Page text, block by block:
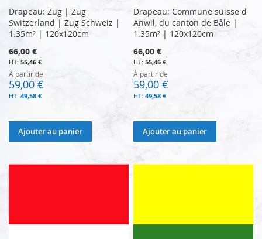
Drapeau: Zug | Zug
Switzerland | Zug Schweiz |
1.35m² | 120x120cm
66,00 €
55,46 €
À partir de
59,00 €
49,58 €
Ajouter au panier
Drapeau: Commune suisse d
Anwil, du canton de Bâle |
1.35m² | 120x120cm
66,00 €
55,46 €
À partir de
59,00 €
49,58 €
Ajouter au panier